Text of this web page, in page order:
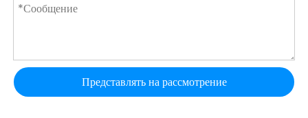
Представлять на рассмотрение